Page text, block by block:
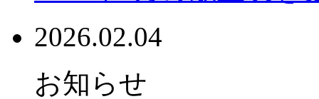
2026.02.04
お知らせ